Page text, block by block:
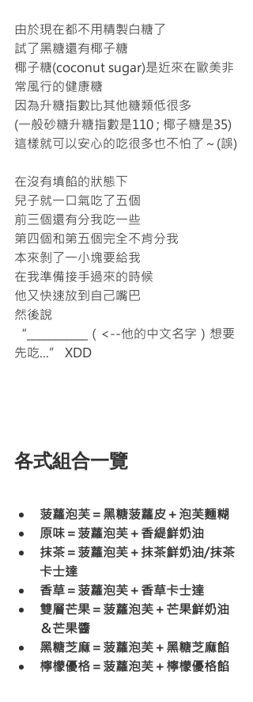
由於現在都不用精製白糖了
試了黑糖還有椰子糖
椰子糖(coconut sugar)是近來在歐美非
常風行的健康糖
因為升糖指數比其他糖類低很多
(一般砂糖升糖指數是110 ; 椰子糖是35)
這樣就可以安心的吃很多也不怕了～(誤)
在沒有填餡的狀態下
兒子就一口氣吃了五個
前三個還有分我吃一些
第四個和第五個完全不肯分我
本來剝了一小塊要給我
在我準備接手過來的時候
他又快速放到自己嘴巴
然後說
“___________（<--他的中文名字）想要
先吃...” XDD
各式組合一覽
菠蘿泡芙＝黑糖菠蘿皮＋泡芙麵糊
原味＝菠蘿泡芙＋香緹鮮奶油
抹茶＝菠蘿泡芙＋抹茶鮮奶油/抹茶
卡士達
香草＝菠蘿泡芙＋香草卡士達
雙層芒果＝菠蘿泡芙＋芒果鮮奶油
＆芒果醬
黑糖芝麻＝菠蘿泡芙＋黑糖芝麻餡
檸檬優格＝菠蘿泡芙＋檸檬優格餡